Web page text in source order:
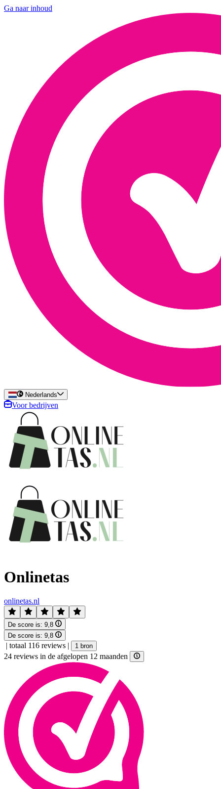
Ga naar inhoud
Nederlands
Voor bedrijven
Onlinetas
onlinetas.nl
De score is: 9,8
De score is: 9,8
| totaal 116 reviews | 1 bron
24 reviews in de afgelopen 12 maanden